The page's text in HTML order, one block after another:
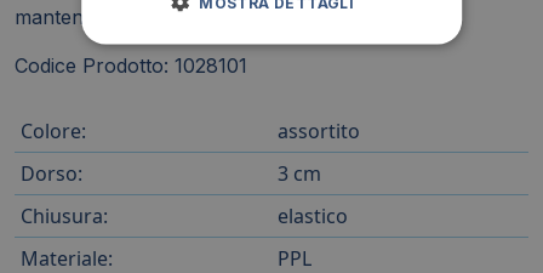
mantenere l'ordine e la chiarezza.
Codice Prodotto: 1028101
Colore:
assortito
Dorso:
3 cm
Chiusura:
elastico
Materiale:
PPL